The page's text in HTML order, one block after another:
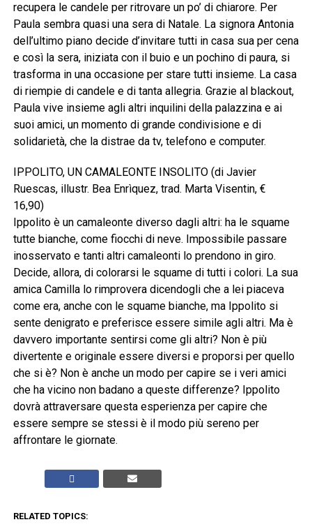
recupera le candele per ritrovare un po’ di chiarore. Per
Paula sembra quasi una sera di Natale. La signora Antonia
dell’ultimo piano decide d’invitare tutti in casa sua per cena
e così la sera, iniziata con il buio e un pochino di paura, si
trasforma in una occasione per stare tutti insieme. La casa
di riempie di candele e di tanta allegria. Grazie al blackout,
Paula vive insieme agli altri inquilini della palazzina e ai
suoi amici, un momento di grande condivisione e di
solidarietà, che la distrae da tv, telefono e computer.
IPPOLITO, UN CAMALEONTE INSOLITO (di Javier
Ruescas, illustr. Bea Enrìquez, trad. Marta Visentin, €
16,90)
Ippolito è un camaleonte diverso dagli altri: ha le squame
tutte bianche, come fiocchi di neve. Impossibile passare
inosservato e tanti altri camaleonti lo prendono in giro.
Decide, allora, di colorarsi le squame di tutti i colori. La sua
amica Camilla lo rimprovera dicendogli che a lei piaceva
come era, anche con le squame bianche, ma Ippolito si
sente denigrato e preferisce essere simile agli altri. Ma è
davvero importante sentirsi come gli altri? Non è più
divertente e originale essere diversi e proporsi per quello
che si è? Non è anche un modo per capire se i veri amici
che ha vicino non badano a queste differenze? Ippolito
dovrà attraversare questa esperienza per capire che
essere sempre se stessi è il modo più sereno per
affrontare le giornate.
RELATED TOPICS: